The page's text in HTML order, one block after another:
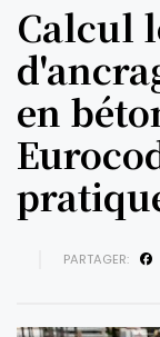
Calcul
en
PARTAGER: